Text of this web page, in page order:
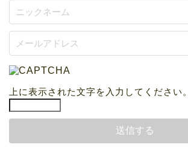
上に表示された文字を入力してください。